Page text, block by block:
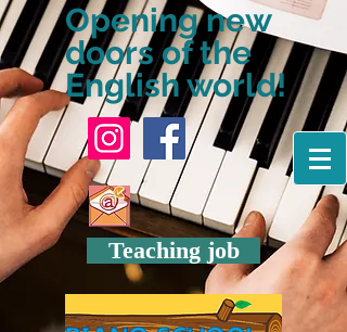
Opening new
doors of the
English world!
Teaching job